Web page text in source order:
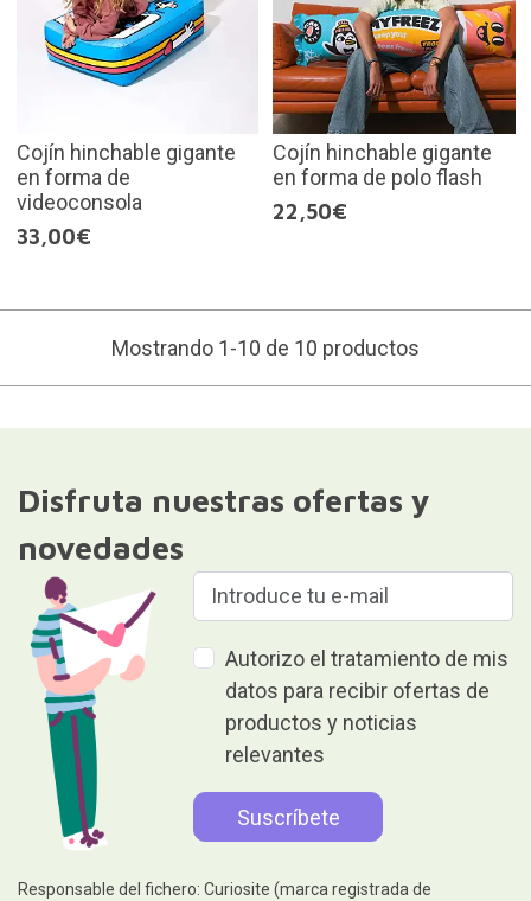
Cojín hinchable gigante
en forma de
videoconsola
33,00€
Cojín hinchable gigante
en forma de polo flash
22,50€
Mostrando 1-10 de 10 productos
Disfruta nuestras ofertas y
novedades
Autorizo el tratamiento de mis
datos para recibir ofertas de
productos y noticias
relevantes
Responsable del fichero: Curiosite (marca registrada de